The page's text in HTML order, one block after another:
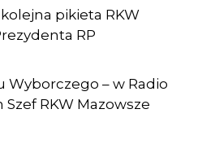
kolejna pikieta RKW
RP
Wyborczego – w Radio
RKW Mazowsze